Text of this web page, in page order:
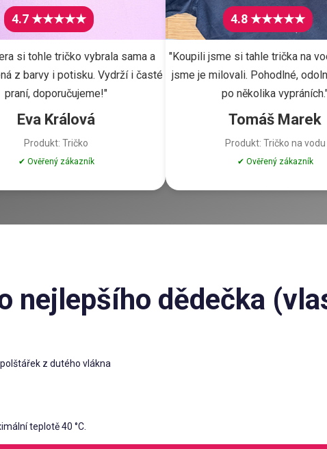
4.7 ★★★★★
si tohle tričko vybrala sama a
z barvy i potisku. Vydrží i časté
praní, doporučujeme!"
Eva Králová
Produkt: Tričko
✔ Ověřený zákazník
4.8 ★★★★★
"Koupili jsme si tahle trička na
jsme je milovali. Pohodlné,
po několika
Tomáš Marek
Produkt: Tričko na vodu
✔ Ověřený zákazník
nejlepšího dědečka
z dutého vlákna
teplotě 40 °C.